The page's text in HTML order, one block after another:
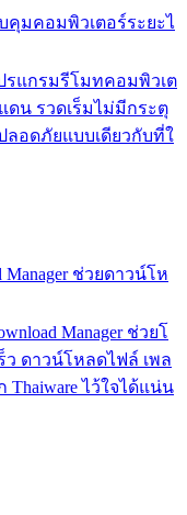
คุมคอมพิวเตอร์ระยะไ
รแกรมรีโมทคอมพิวเต
น รวดเร็มไม่มีกระตุ
อดภัยแบบเดียวกับที่ใ
Manager ช่วยดาวน์โห
Manager ช่วยโ
ว ดาวน์โหลดไฟล์ เพล
ไว้ใจได้แน่น